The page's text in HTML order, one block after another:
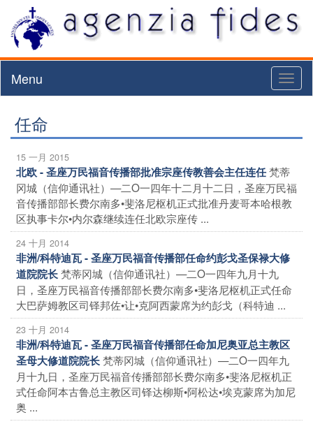
Menu
任命
15 一月 2015
北欧 - 圣座万民福音传播部批准宗座传教善会主任连任梵蒂
冈城（信仰通讯社）—二O一四年十二月十二日，圣座万民福
音传播部部长费尔南多•斐洛尼枢机正式批准丹麦哥本哈根教
区执事卡尔•内尔森继续连任北欧宗座传 ...
24 十月 2014
非洲/科特迪瓦 - 圣座万民福音传播部任命约彭戈圣保禄大修
道院院长梵蒂冈城（信仰通讯社）—二O一四年九月十九
日，圣座万民福音传播部部长费尔南多•斐洛尼枢机正式任命
大巴萨姆教区司铎邦佐•让•克阿西蒙席为约彭戈（科特迪 ...
23 十月 2014
非洲/科特迪瓦 - 圣座万民福音传播部任命加尼奥亚总主教区
圣母大修道院院长梵蒂冈城（信仰通讯社）—二O一四年九
月十九日，圣座万民福音传播部部长费尔南多•斐洛尼枢机正
式任命阿本古鲁总主教区司铎达柳斯•阿松达•埃克蒙席为加尼
奥 ...